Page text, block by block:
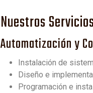
Nuestros
Automatización y
Instalación de
Diseño e
Programación e